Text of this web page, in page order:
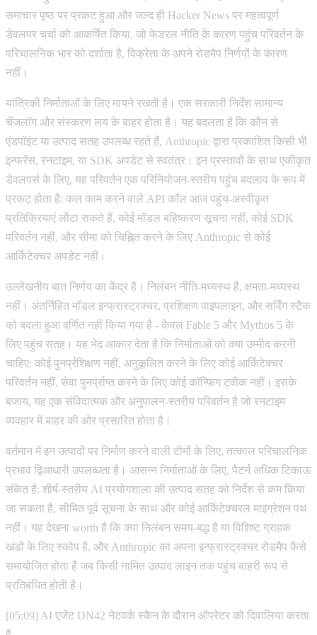
समाचार पृष्ठ पर प्रकट हुआ और जल्द ही Hacker News पर महत्वपूर्ण
डेवलपर चर्चा को आकर्षित किया, जो फेडरल नीति के कारण पहुंच परिवर्तन के
परिचालनिक भार को दर्शाता है, विक्रेता के अपने रोडमैप निर्णयों के कारण
नहीं।
यांत्रिकी निर्माताओं के लिए मायने रखती है। एक सरकारी निर्देश सामान्य
चेंजलॉग और संस्करण लय के बाहर होता है। यह बदलता है कि कौन से
एंडपॉइंट या उत्पाद सतह उपलब्ध रहते हैं, Anthropic द्वारा प्रकाशित किसी भी
इन्फरेंस, रनटाइम, या SDK अपडेट से स्वतंत्र। इन प्रस्तावों के साथ एकीकृत
डेवलपर्स के लिए, यह परिवर्तन एक परिनियोजन-स्तरीय पहुंच बदलाव के रूप में
प्रकट होता है: कल काम करने वाले API कॉल आज पहुंच-अस्वीकृत
प्रतिक्रियाएं लौटा सकते हैं, कोई मॉडल बहिष्करण सूचना नहीं, कोई SDK
परिवर्तन नहीं, और सीमा को चिह्नित करने के लिए Anthropic से कोई
आर्किटेक्चर अपडेट नहीं।
उल्लेखनीय बात निर्णय का केंद्र है। निलंबन नीति-मध्यस्थ है, क्षमता-मध्यस्थ
नहीं। अंतर्निहित मॉडल इन्फ्रास्ट्रक्चर, प्रशिक्षण पाइपलाइन, और सर्विंग स्टैक
को बदला हुआ वर्णित नहीं किया गया है - केवल Fable 5 और Mythos 5 के
लिए पहुंच सतह। यह भेद आकार देता है कि निर्माताओं को क्या उम्मीद करनी
चाहिए: कोई पुनर्प्रशिक्षण नहीं, अनुकूलित करने के लिए कोई आर्किटेक्चर
परिवर्तन नहीं, सेवा पुनर्प्राप्त करने के लिए कोई कॉन्फ़िग ट्वीक नहीं। इसके
बजाय, यह एक संविदात्मक और अनुपालन-स्तरीय परिवर्तन है जो रनटाइम
व्यवहार में बाहर की ओर प्रसारित होता है।
वर्तमान में इन उत्पादों पर निर्माण करने वाली टीमों के लिए, तत्काल परिचालनिक
प्रभाव द्विआधारी उपलब्धता है। आसन्न निर्माताओं के लिए, पैटर्न अधिक टिकाऊ
संकेत है: शीर्ष-स्तरीय AI प्रयोगशाला की उत्पाद सतह को निर्देश से कम किया
जा सकता है, सीमित पूर्व सूचना के साथ और कोई आर्किटेक्चरल माइग्रेशन पथ
नहीं। यह देखना worth है कि क्या निलंबन समय-बद्ध है या विशिष्ट ग्राहक
खंडों के लिए स्कोप है, और Anthropic का अपना इन्फ्रास्ट्रक्चर रोडमैप कैसे
समायोजित होता है जब किसी नामित उत्पाद लाइन तक पहुंच बाहरी रूप से
प्रतिबंधित होती है।
[05:09] AI एजेंट DN42 नेटवर्क स्कैन के दौरान ऑपरेटर को दिवालिया करता